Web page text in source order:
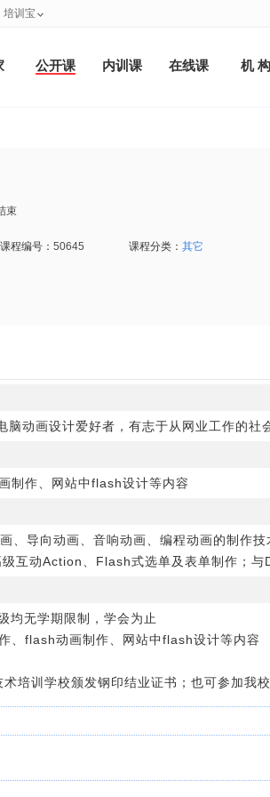
公开课 内训课 在线课 机 构
束
课程编号： 50645 课程分类： 其它
动画设计爱好者，有志于从网业工作的社
制作、网站中flash设计等内容
、导向动画、音响动画、编程动画的制作
互动Action、Flash式选单及表单制作；
无学期限制，学会为止
、flash动画制作、网站中flash设计等内容
培训学校颁发钢印结业证书；也可参加我
培训宝